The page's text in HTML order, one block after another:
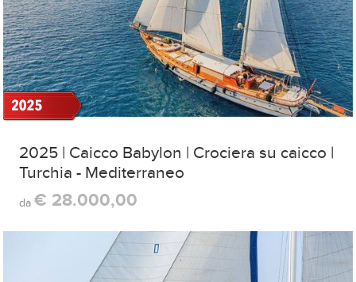
2025 | Caicco Babylon | Crociera su caicco |
Turchia - Mediterraneo
da€ 28.000,00